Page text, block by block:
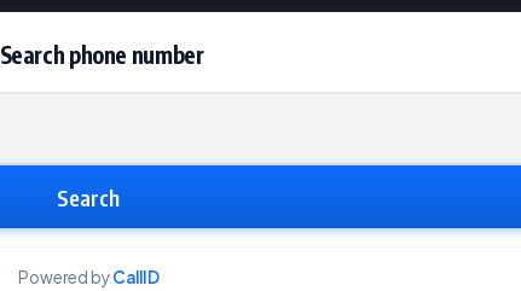
Search phone number
Search
Powered byCallID